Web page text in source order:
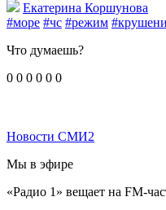
Екатерина Коршунова
#море #чс #режим
Что думаешь?
0 0 0 0 0 0
Новости СМИ2
Мы в эфире
«Радио 1» вещает на FM-